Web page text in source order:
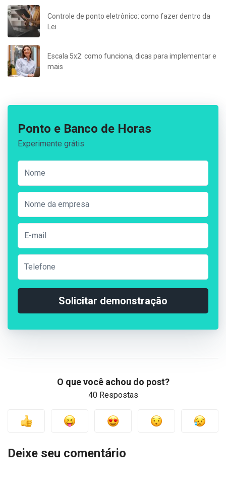
Controle de ponto eletrônico: como fazer dentro da
Lei
Escala 5x2: como funciona, dicas para implementar e
mais
Ponto e Banco de Horas
Experimente grátis
Solicitar demonstração
O que você achou do post?
40 Respostas
Deixe seu comentário